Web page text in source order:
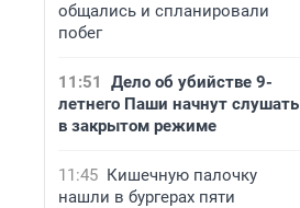
общались и спланировали
побег
11:51
Дело об убийстве 9-
летнего Паши начнут слушать
в закрытом режиме
11:45 Кишечную палочку
нашли в бургерах пяти